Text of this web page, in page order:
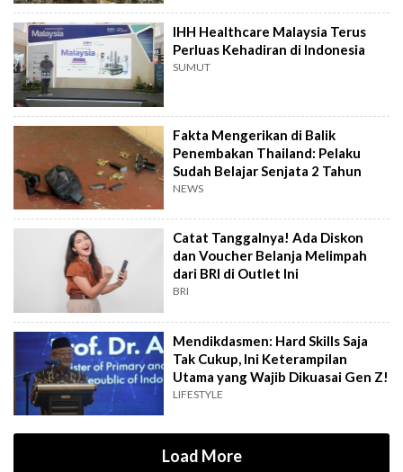
IHH Healthcare Malaysia Terus
Perluas Kehadiran di Indonesia
SUMUT
Fakta Mengerikan di Balik
Penembakan Thailand: Pelaku
Sudah Belajar Senjata 2 Tahun
NEWS
Catat Tanggalnya! Ada Diskon
dan Voucher Belanja Melimpah
dari BRI di Outlet Ini
BRI
Mendikdasmen: Hard Skills Saja
Tak Cukup, Ini Keterampilan
Utama yang Wajib Dikuasai Gen Z!
LIFESTYLE
Load More